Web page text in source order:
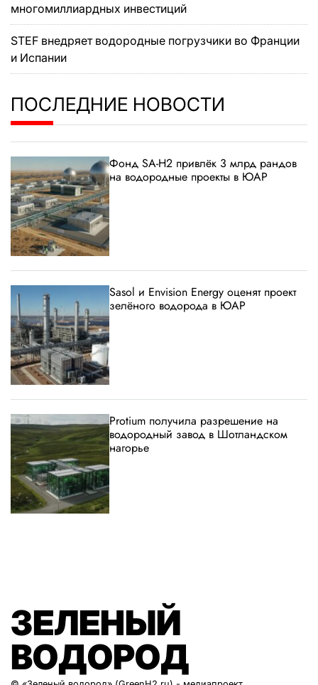
многомиллиардных инвестиций
STEF внедряет водородные погрузчики во Франции
и Испании
ПОСЛЕДНИЕ НОВОСТИ
Фонд SA-H2 привлёк 3 млрд рандов
на водородные проекты в ЮАР
Sasol и Envision Energy оценят проект
зелёного водорода в ЮАР
Protium получила разрешение на
водородный завод в Шотландском
нагорье
ЗЕЛЕНЫЙ
ВОДОРОД